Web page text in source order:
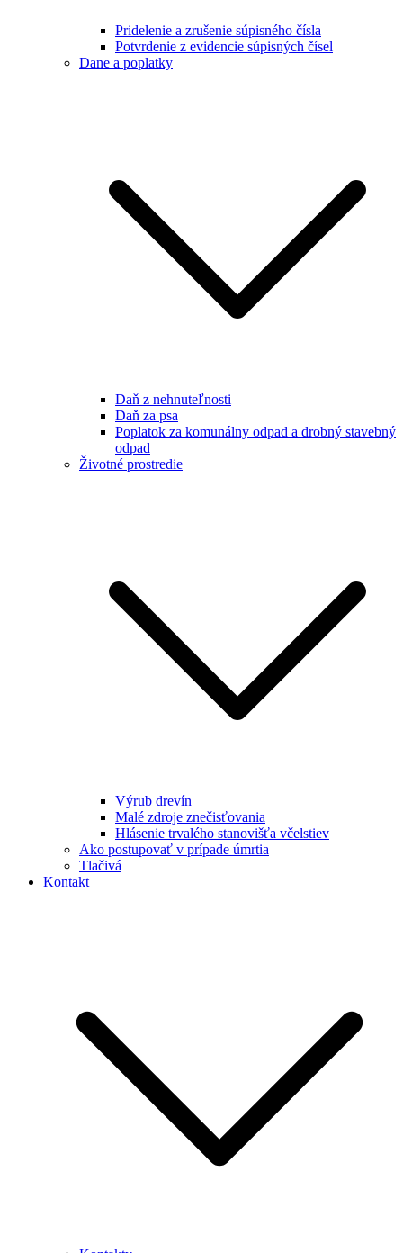
Pridelenie a zrušenie súpisného čísla
Potvrdenie z evidencie súpisných čísel
Dane a poplatky
Daň z nehnuteľnosti
Daň za psa
Poplatok za komunálny odpad a drobný stavebný
odpad
Životné prostredie
Výrub drevín
Malé zdroje znečisťovania
Hlásenie trvalého stanovišťa včelstiev
Ako postupovať v prípade úmrtia
Tlačivá
Kontakt